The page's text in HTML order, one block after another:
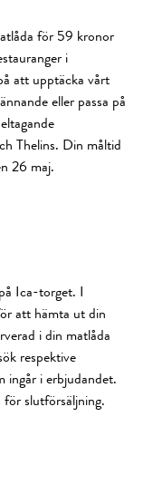
för 59 kronor
i
att upptäcka vårt
eller passa på
Thelins. Din måltid
26 maj.
Ica-torget. I
att hämta ut din
i din matlåda
respektive
ingår i erbjudandet.
slutförsäljning.